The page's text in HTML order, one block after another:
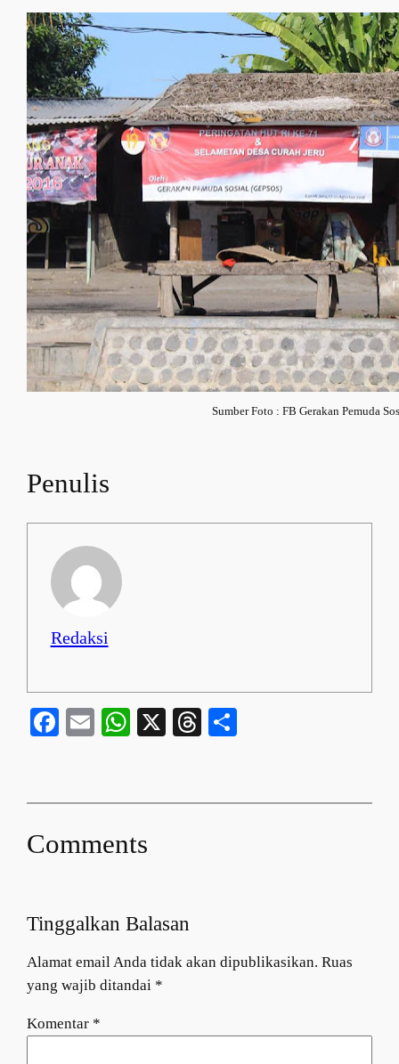
Sumber Foto : FB Gerakan Pemuda
Penulis
Redaksi
Facebook
EmailWhatsApp
X Threads
Comments
Tinggalkan Balasan
Alamat email Anda tidak akan dipublikasikan. Ruas
yang wajib ditandai *
Komentar *